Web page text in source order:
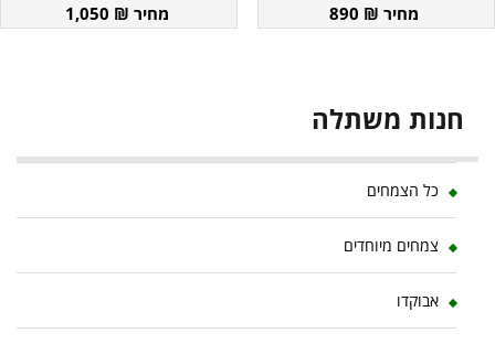
890 ₪
1,050 ₪
חנות משתלה
כל הצמחים
צמחים מיוחדים
אבוקדו